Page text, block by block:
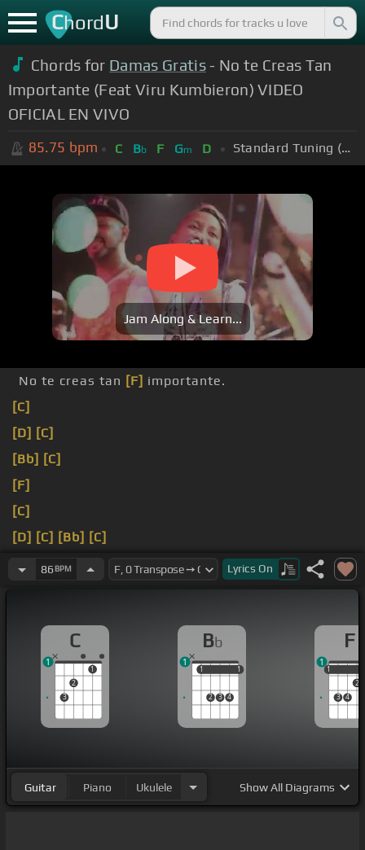
ChordU
Chords for Damas Gratis- No te Creas Tan
Importante (Feat Viru Kumbieron) VIDEO
OFICIAL EN VIVO
85.75 bpm C Bb F Gm D Standard Tuning (EADGBE)
Jam Along & Learn...
No te creas tan [F] importante.
[C]
[D] [C]
[Bb] [C]
[F]
[C]
[D] [C] [Bb] [C]
86 BPM Lyrics On
C
3
2
1
1
Bb
1
2 3 4
1
1 1
1
F
1
3 4
2
1
1
Guitar Piano Ukulele ShowAll Diagrams